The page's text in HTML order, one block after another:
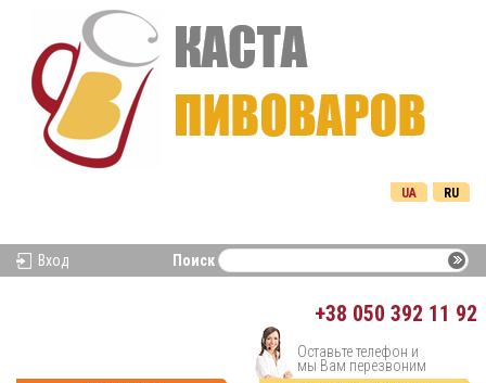
RU
UA
Вход Поиск
+38 050 392 11 92
Оставьте телефон и
мы Вам перезвоним